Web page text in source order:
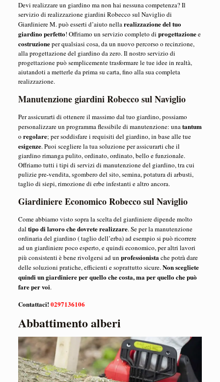
Devi realizzare un giardino ma non hai nessuna competenza? Il
servizio di realizzazione giardini Robecco sul Naviglio di
Giardiniere M. può esserti d’aiuto nellarealizzazione del tuo
giardino perfetto! Offriamo un servizio completo di progettazionee
costruzioneper qualsiasi cosa, da un nuovo percorso o recinzione,
alla progettazione del giardino da zero. Il nostro servizio di
progettazione può semplicemente trasformare le tue idee in realtà,
aiutandoti a metterle da prima su carta, fino alla sua completa
realizzazione.
Manutenzione giardini Robecco sul Naviglio
Per assicurarti di ottenere il massimo dal tuo giardino, possiamo
personalizzare un programma flessibile di manutenzione: unatantum
o regolare; per soddisfare i requisiti del giardino, in base alle tue
esigenze. Puoi scegliere la tua soluzione per assicurarti che il
giardino rimanga pulito, ordinato, ordinato, bello e funzionale.
Offriamo tutti i tipi di servizi di manutenzione del giardino, tra cui
pulizie pre-vendita, sgombero del sito, semina, potatura di arbusti,
taglio di siepi, rimozione di erbe infestanti e altro ancora.
Giardiniere Economico Robecco sul Naviglio
Come abbiamo visto sopra la scelta del giardiniere dipende molto
dal tipo di lavoro che dovrete realizzare. Se per la manutenzione
ordinaria del giardino ( taglio dell’erba) ad esempio si può ricorrere
ad un giardiniere poco esperto, e quindi economico, per altri lavori
più consistenti è bene rivolgersi ad un professionistache potrà dare
delle soluzioni pratiche, efficienti e soprattutto sicure.Non scegliete
quindi un giardiniere per quello che costa, ma per quello che può
fare per voi.
Contattaci!0297136106
Abbattimento alberi